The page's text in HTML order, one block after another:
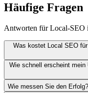
Häufige Fragen
Antworten für Local-SEO
Was kostet Local SEO
Wie schnell erscheint mein
Wie messen Sie den Erfolg?